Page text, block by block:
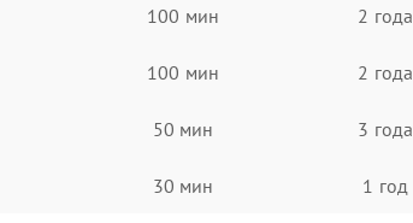
100 мин 2 года
100 мин 2 года
50 мин 3 года
30 мин 1 год